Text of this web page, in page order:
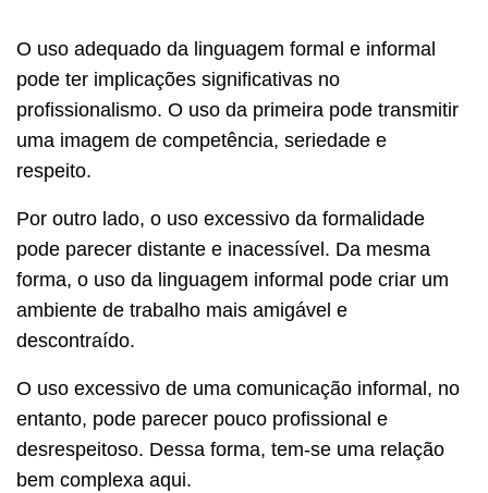
O uso adequado da linguagem formal e informal
pode ter implicações significativas no
profissionalismo. O uso da primeira pode transmitir
uma imagem de competência, seriedade e
respeito.
Por outro lado, o uso excessivo da formalidade
pode parecer distante e inacessível. Da mesma
forma, o uso da linguagem informal pode criar um
ambiente de trabalho mais amigável e
descontraído.
O uso excessivo de uma comunicação informal, no
entanto, pode parecer pouco profissional e
desrespeitoso. Dessa forma, tem-se uma relação
bem complexa aqui.